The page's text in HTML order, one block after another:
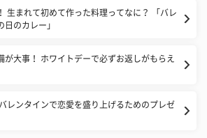
生まれて初めて作った料理ってなに？ 「バレ
日のカレー」
が大事！ ホワイトデーで必ずお返しがもらえ
レンタインで恋愛を盛り上げるためのプレゼ